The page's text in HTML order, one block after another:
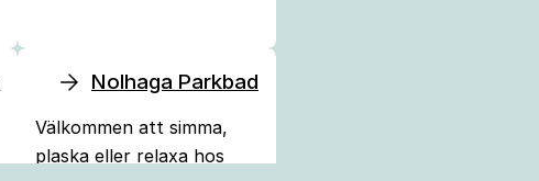
Nolhaga Parkbad
Välkommen att simma,
plaska eller relaxa hos